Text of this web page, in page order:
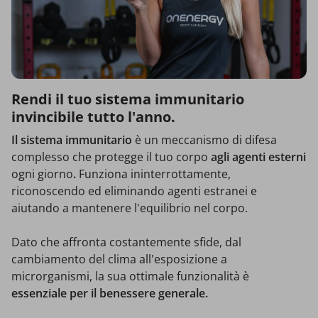
Rendi il tuo sistema immunitario
invincibile tutto l'anno.
Il sistema immunitario è un meccanismo di difesa
complesso che protegge il tuo corpo agli agenti esterni
ogni giorno. Funziona ininterrottamente,
riconoscendo ed eliminando agenti estranei e
aiutando a mantenere l'equilibrio nel corpo.
Dato che affronta costantemente sfide, dal
cambiamento del clima all'esposizione a
microrganismi, la sua ottimale funzionalità è
essenziale per il benessere generale.